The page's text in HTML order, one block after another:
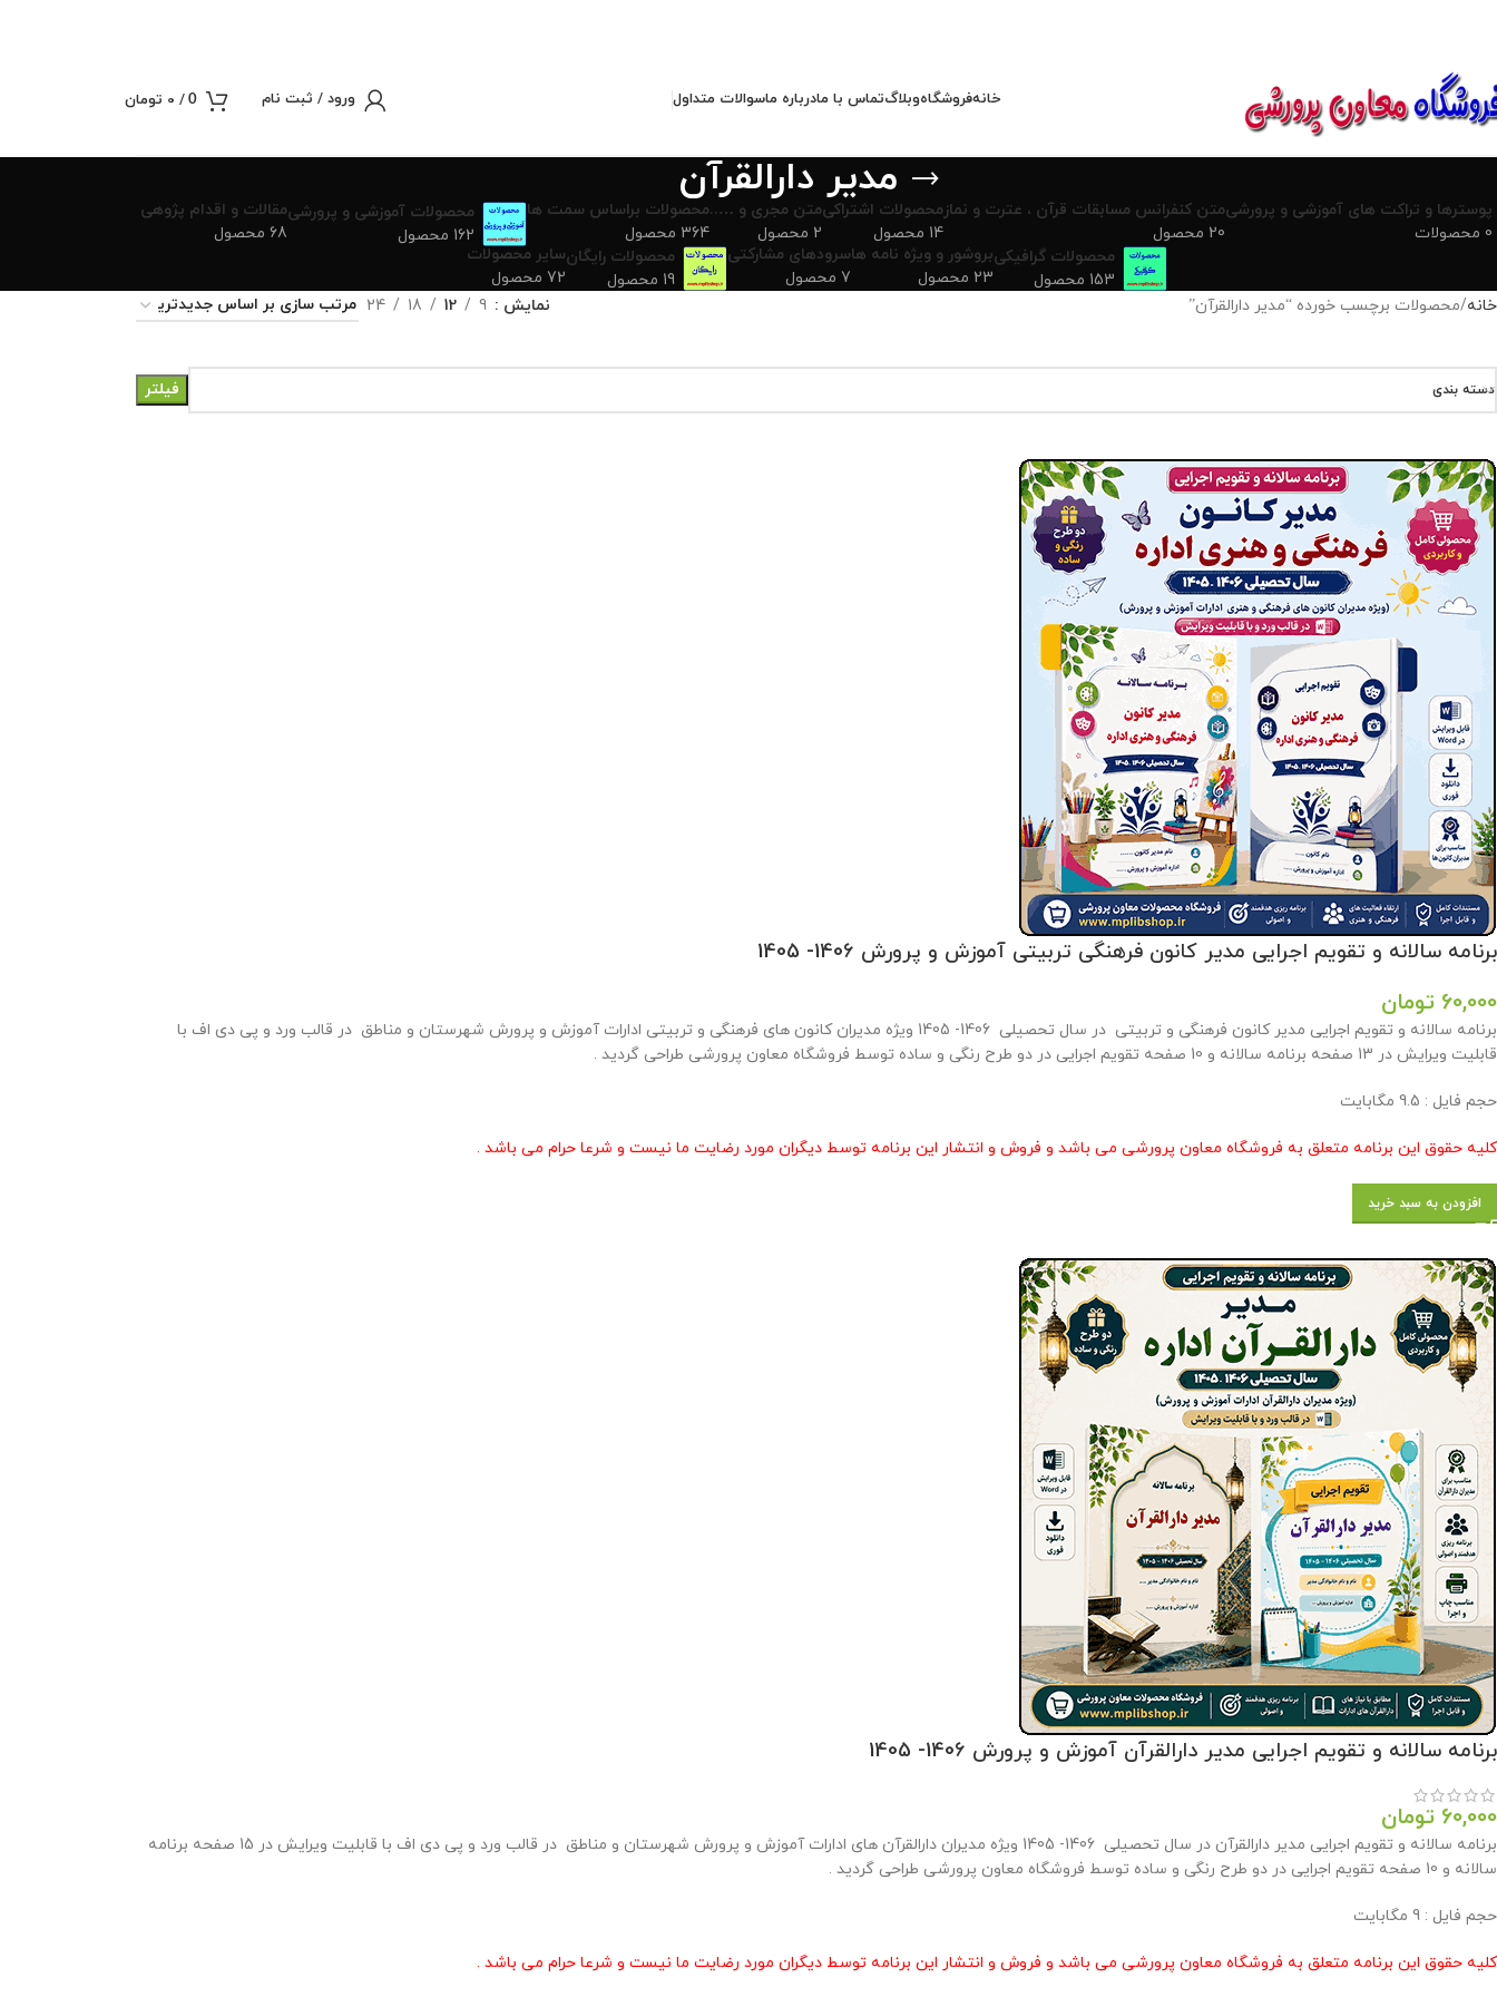
خانهفروشگاهوبلاگتماس با مادرباره ماسوالات متداول ورود / ثبت نام 0
/
0 تومان
مدیر دارالقرآن
پوسترها و تراکت های آموزشی و پرورشی
0 محصولات
متن کنفرانس مسابقات قرآن ، عترت و نماز
20 محصول
محصولات اشتراکی
14 محصول
متن مجری و …..
2 محصول
محصولات براساس سمت ها
364 محصول
محصولات آموزشی و پرورشی
162 محصول
مقالات و اقدام پژوهی
68 محصول
محصولات گرافیکی
153 محصول
بروشور و ویژه نامه ها
23 محصول
سرودهای مشارکتی
7 محصول
محصولات رایگان
19 محصول
سایر محصولات
72 محصول
خانه محصولات برچسب خورده “مدیر دارالقرآن” نمایش 9
12
18
24
دسته بندی فیلتر
برنامه سالانه و تقویم اجرایی مدیر کانون فرهنگی تربیتی آموزش و پرورش 1406- 1405
60,000 تومان
برنامه سالانه و تقویم اجرایی مدیر کانون فرهنگی و تربیتی در سال تحصیلی 1406- 1405 ویژه مدیران کانون های فرهنگی و تربیتی ادارات آموزش و پرورش شهرستان و مناطق در قالب ورد و پی دی اف با
قابلیت ویرایش در 13 صفحه برنامه سالانه و 10 صفحه تقویم اجرایی در دو طرح رنگی و ساده توسط فروشگاه معاون پرورشی طراحی گردید .
حجم فايل : 9.5 مگابايت
کلیه حقوق این برنامه متعلق به فروشگاه معاون پرورشی می باشد و فروش و انتشار این برنامه توسط دیگران مورد رضایت ما نیست و شرعا حرام می باشد .
افزودن به سبد خرید
برنامه سالانه و تقویم اجرایی مدیر دارالقرآن آموزش و پرورش 1406- 1405
60,000 تومان
برنامه سالانه و تقویم اجرایی مدیر دارالقرآن در سال تحصیلی 1406- 1405 ویژه مدیران دارالقرآن های ادارات آموزش و پرورش شهرستان و مناطق در قالب ورد و پی دی اف با قابلیت ویرایش در 15 صفحه برنامه
سالانه و 10 صفحه تقویم اجرایی در دو طرح رنگی و ساده توسط فروشگاه معاون پرورشی طراحی گردید .
حجم فايل : 9 مگابايت
کلیه حقوق این برنامه متعلق به فروشگاه معاون پرورشی می باشد و فروش و انتشار این برنامه توسط دیگران مورد رضایت ما نیست و شرعا حرام می باشد .